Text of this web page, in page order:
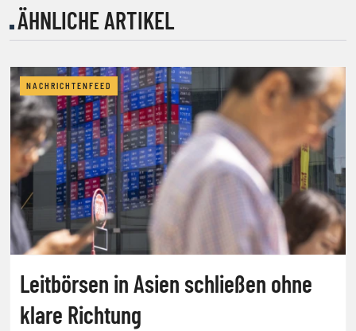
ÄHNLICHE ARTIKEL
NACHRICHTENFEED
Leitbörsen in Asien schließen ohne
klare Richtung